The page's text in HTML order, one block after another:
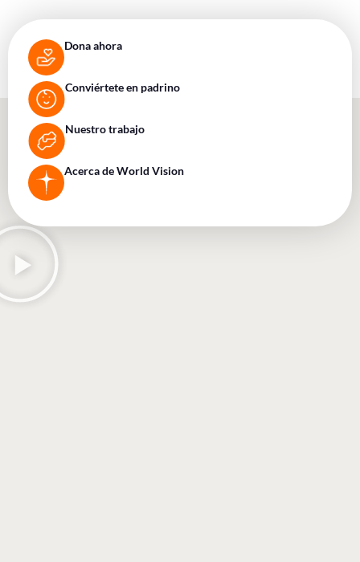
Dona ahora
Conviértete en padrino
Nuestro trabajo
Acerca de World Vision